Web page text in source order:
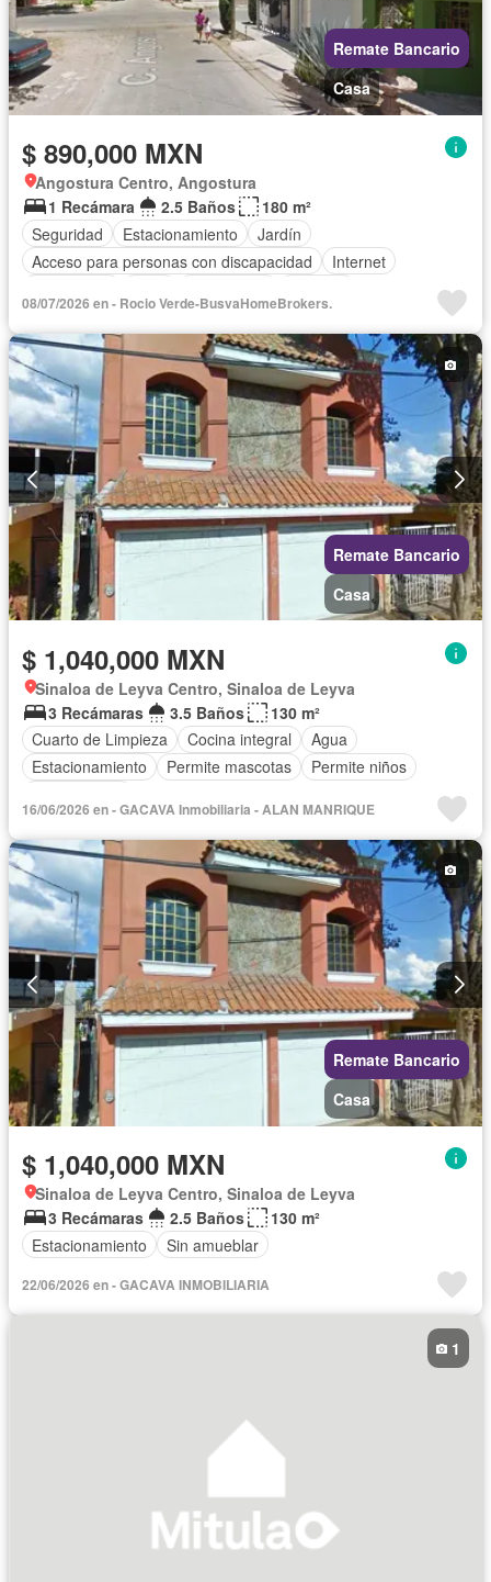
Remate Bancario
Casa
$ 890,000 MXN
Angostura Centro, Angostura
1 Recámara
2.5 Baños
180 m²
Seguridad
Estacionamiento
Jardín
Acceso para personas con discapacidad
Internet
Cocina integral
Cuarto de servicio
Balcón
Cuarto de Limpieza
Televisión por cable
Zonas verdes
Despacho
Vista panorámica
Recámara con closet
Sin amueblar
08/07/2026 en - Rocio Verde-BusvaHomeBrokers.
Remate Bancario
Casa
$ 1,040,000 MXN
Sinaloa de Leyva Centro, Sinaloa de Leyva
3 Recámaras
3.5 Baños
130 m²
Cuarto de Limpieza
Cocina integral
Agua
Estacionamiento
Permite mascotas
Permite niños
16/06/2026 en - GACAVA Inmobiliaria - ALAN MANRIQUE
Remate Bancario
Casa
$ 1,040,000 MXN
Sinaloa de Leyva Centro, Sinaloa de Leyva
3 Recámaras
2.5 Baños
130 m²
Estacionamiento
Sin amueblar
22/06/2026 en - GACAVA INMOBILIARIA
1